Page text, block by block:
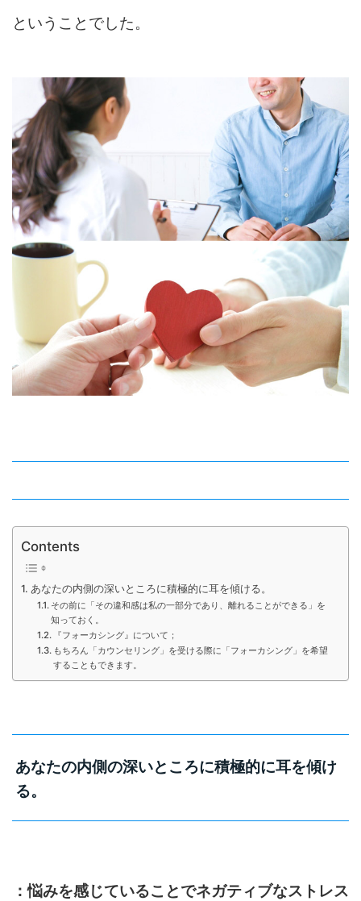
ということでした。
Contents
あなたの内側の深いところに積極的に耳を傾ける。
その前に「その違和感は私の一部分であり、離れることができる」を
知っておく。
『フォーカシング』について；
もちろん「カウンセリング」を受ける際に「フォーカシング」を希望
することもできます。
あなたの内側の深いところに積極的に耳を傾け
る。
：悩みを感じていることでネガティブなストレス